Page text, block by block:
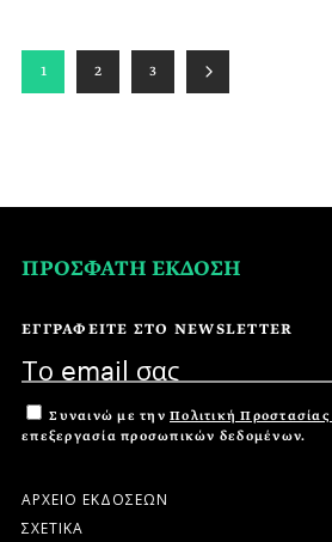
1 2 3
ΠΡΟΣΦΑΤΗ ΕΚΔΟΣΗ
ΕΓΓΡΑΦΕΙΤΕ ΣΤΟ NEWSLETTER
Συναινώ με την Πολιτική
επεξεργασία προσωπικών δεδομένων.
ΑΡΧΕΙΟ ΕΚΔΟΣΕΩΝ
ΣΧΕΤΙΚΑ